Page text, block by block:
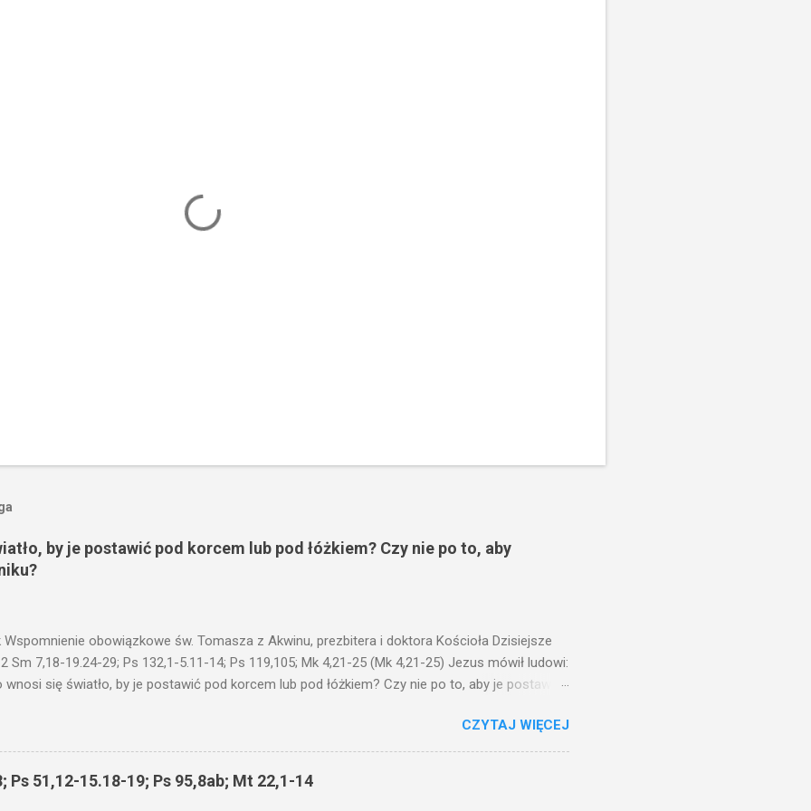
by je postawić pod korcem lub pod łóżkiem? Czy nie po to, aby
Wspomnienie obowiązkowe św. Tomasza z Akwinu, prezbitera i doktora Kościoła Dzisiejsze
Sm 7,18-19.24-29; Ps 132,1-5.11-14; Ps 119,105; Mk 4,21-25 (Mk 4,21-25) Jezus mówił ludowi:
wnosi się światło, by je postawić pod korcem lub pod łóżkiem? Czy nie po to, aby je postawić
I mówił im: Uważajcie na to, czego słuchacie. Taką samą miarą, jaką wy mierzycie,
i jeszcze wam dołożą. Bo kto ma, temu będzie dane; a kto nie ma, pozbawią go i tego, co
fragmencie z Ewangelii Jezus kontynuuje przypowieści.... Czy po to wnosi się światło,
pod korcem lub pod łóżkiem? Czy nie po to, aby je postawić na świeczniku? Nie ma
CZYTAJ WIĘCEJ
Ps 51,12-15.18-19; Ps 95,8ab; Mt 22,1-14